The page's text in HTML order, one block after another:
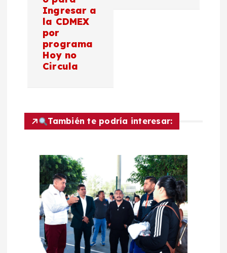
d
Ingresar a
la CDMEX
por
programa
Hoy no
Circula
También te podría interesar: